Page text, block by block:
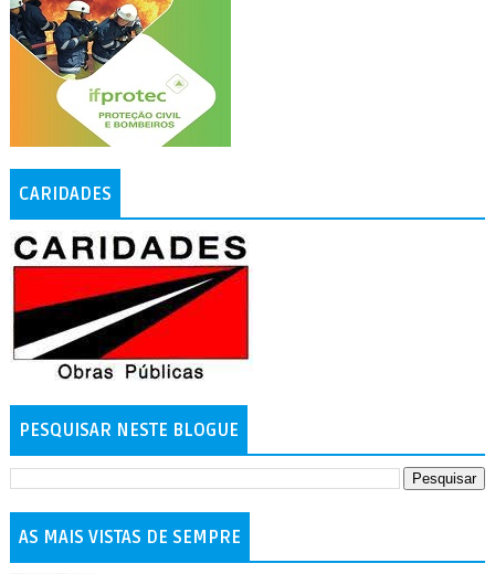
CARIDADES
PESQUISAR NESTE BLOGUE
AS MAIS VISTAS DE SEMPRE